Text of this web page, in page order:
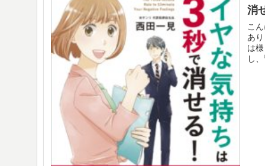
消
こ
あ
は
し